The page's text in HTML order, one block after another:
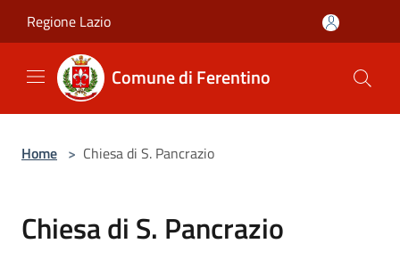
Regione Lazio
Comune di Ferentino
Home > Chiesa di S. Pancrazio
Chiesa di S. Pancrazio